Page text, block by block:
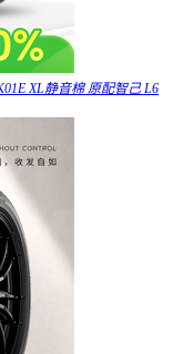
XL静音棉 原配智己 L6